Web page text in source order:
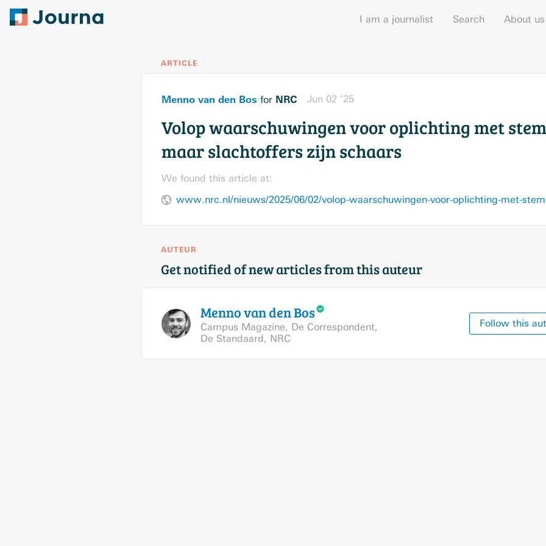
I am a journalist Search About us
ARTICLE
Menno van den Bos for NRC Jun 02 ’25
Volop waarschuwingen voor oplichting met
maar slachtoffers zijn schaars
We found this article at:
AUTEUR
Get notified of new articles from this auteur
Menno van denBos
Campus Magazine, De Correspondent,
De Standaard, NRC
Follow this